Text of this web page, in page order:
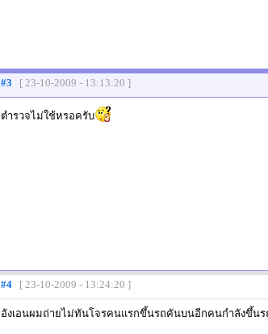
#3 [ 23-10-2009 - 13:13:20 ]
ตำรวจไม่ใช้หรอครับ
#4 [ 23-10-2009 - 13:24:20 ]
อังเอนผมถ่ายไม่ทันโจรคนแรกขึ้นรถคันบนอีกคนกำลังขึ้นร